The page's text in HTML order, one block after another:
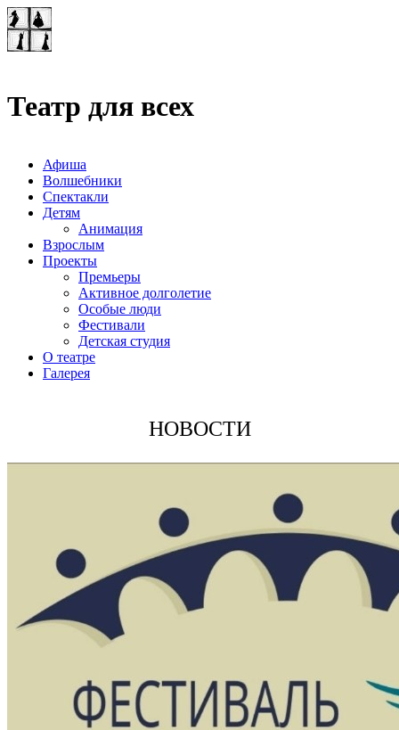
Театр для всех
Афиша
Волшебники
Спектакли
Детям
Анимация
Взрослым
Проекты
Премьеры
Активное долголетие
Особые люди
Фестивали
Детская студия
О театре
Галерея
НОВОСТИ